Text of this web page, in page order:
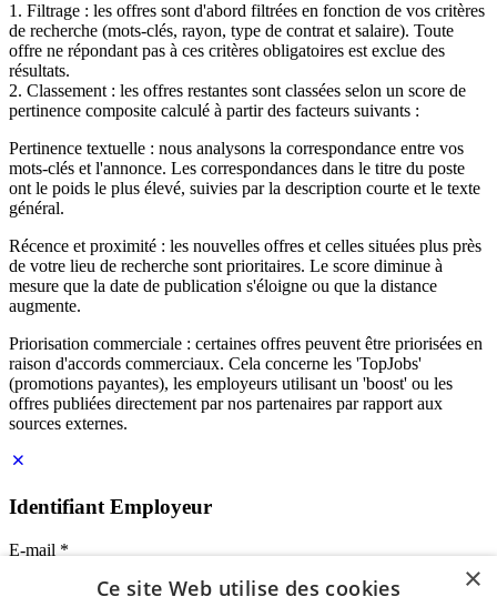
1. Filtrage : les offres sont d'abord filtrées en fonction de vos critères
de recherche (mots-clés, rayon, type de contrat et salaire). Toute
offre ne répondant pas à ces critères obligatoires est exclue des
résultats.
2. Classement : les offres restantes sont classées selon un score de
pertinence composite calculé à partir des facteurs suivants :
Pertinence textuelle : nous analysons la correspondance entre vos
mots-clés et l'annonce. Les correspondances dans le titre du poste
ont le poids le plus élevé, suivies par la description courte et le texte
général.
Récence et proximité : les nouvelles offres et celles situées plus près
de votre lieu de recherche sont prioritaires. Le score diminue à
mesure que la date de publication s'éloigne ou que la distance
augmente.
Priorisation commerciale : certaines offres peuvent être priorisées en
raison d'accords commerciaux. Cela concerne les 'TopJobs'
(promotions payantes), les employeurs utilisant un 'boost' ou les
offres publiées directement par nos partenaires par rapport aux
sources externes.
Identifiant Employeur
E-mail *
Mot de passe ×
Ce site Web utilise des cookies